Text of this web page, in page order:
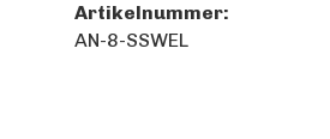
Artikelnummer:
AN-8-SSWEL